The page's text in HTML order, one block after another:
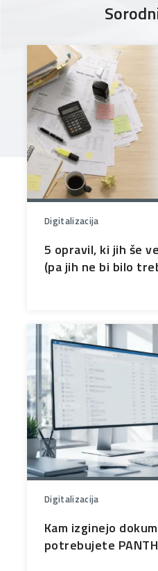
Digitalizacija
5 opravil, ki jih še
(pa jih ne bi bilo
Digitalizacija
Kam izginejo
potrebujete